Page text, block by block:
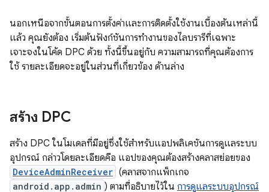
นอกเหนือจากขั้นตอนการตั้งค่าและการติดตั้งใช้งานเบื้องต้นเหล่านี้
แล้ว คุณยังต้อง เริ่มต้นฟังก์ชันการทำงานของไลบรารีที่เฉพาะ
เจาะจงในโค้ด DPC ด้วย ทั้งนี้ขึ้นอยู่กับ ความสามารถที่คุณต้องการ
ใช้ รายละเอียดจะอยู่ในส่วนที่เกี่ยวข้อง ด้านล่าง
สร้าง DPC
สร้าง DPC ในโมเดลที่มีอยู่ซึ่งใช้สำหรับแอปพลิเคชันการดูแลระบบ
อุปกรณ์ กล่าวโดยละเอียดคือ แอปของคุณต้องสร้างคลาสย่อยของ
DeviceAdminReceiver (คลาสจากแพ็กเกจ
android.app.admin ) ตามที่อธิบายไว้ใน การดูแลระบบอุปกรณ์